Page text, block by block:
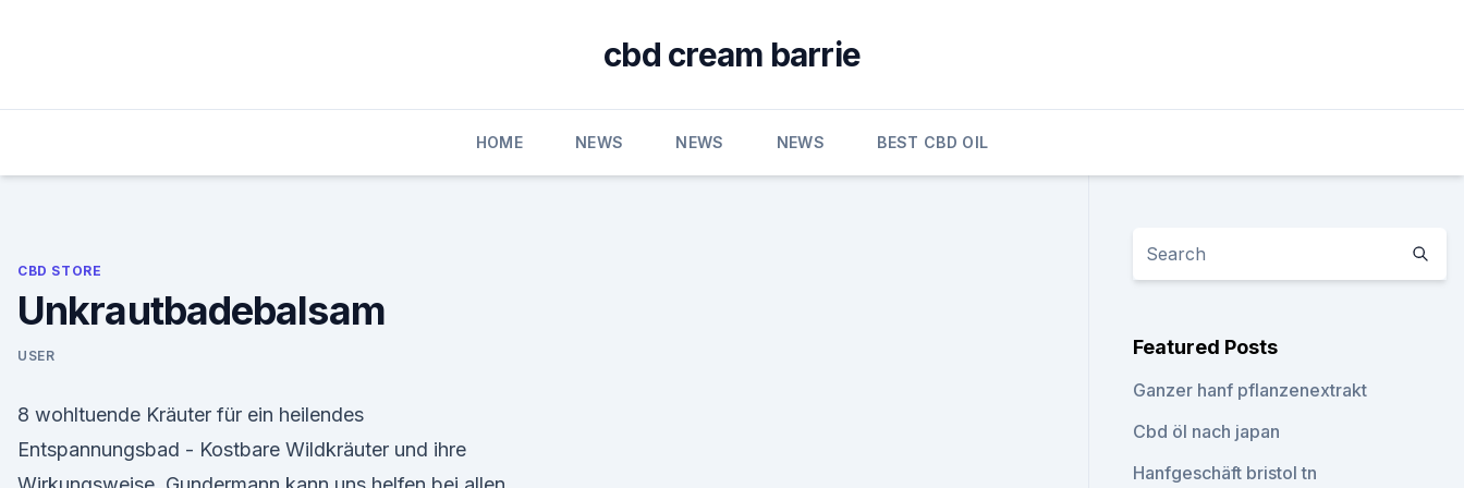
cbd cream barrie
HOME NEWS NEWS NEWS BEST CBD OIL
CBD STORE
Unkrautbadebalsam
USER
8 wohltuende Kräuter für ein heilendes
Entspannungsbad - Kostbare Wildkräuter und ihre
Featured Posts
Ganzer hanf pflanzenextrakt
Cbd öl nach japan
Hanfgeschäft bristol tn